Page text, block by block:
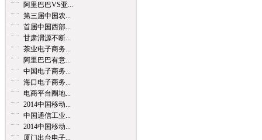
阿里巴巴VS亚...
第三届中国农...
首届中国西部...
甘肃渭源不断...
茶业电子商务...
阿里巴巴有意...
中国电子商务...
海口电子商务...
电商平台圈地...
2014中国移动...
中国通信工业...
2014中国移动...
厦门出台电子...